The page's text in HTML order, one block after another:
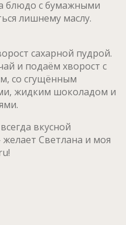
блюдо с бумажными
лишнему маслу.
сахарной пудрой.
и подаём хворост с
со сгущённым
жидким шоколадом и
вкусной
Светлана и моя